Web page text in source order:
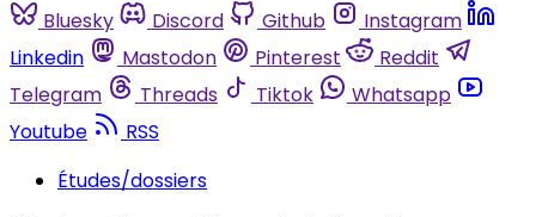
Bluesky
Discord Github
Instagram
Linkedin
Mastodon Pinterest
Reddit
Telegram
Threads Tiktok
Whatsapp
Youtube
RSS
Études/dossiers